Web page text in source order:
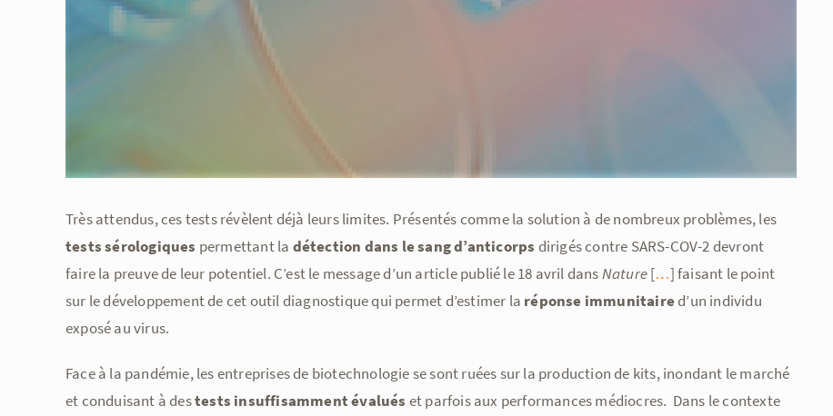
Très attendus, ces tests révèlent déjà leurs limites. Présentés comme la solution à de nombreux problèmes, les
tests sérologiques permettant la détection dans le sang d’anticorps dirigés contre SARS-COV-2 devront
faire la preuve de leur potentiel. C’est le message d’un article publié le 18 avril dansNature[…] faisant le point
sur le développement de cet outil diagnostique qui permet d’estimer la réponse immunitaired’un individu
exposé au virus.
Face à la pandémie, les entreprises de biotechnologie se sont ruées sur la production de kits, inondant le marché
et conduisant à destests insuffisamment évalués et parfois aux performances médiocres. Dans le contexte